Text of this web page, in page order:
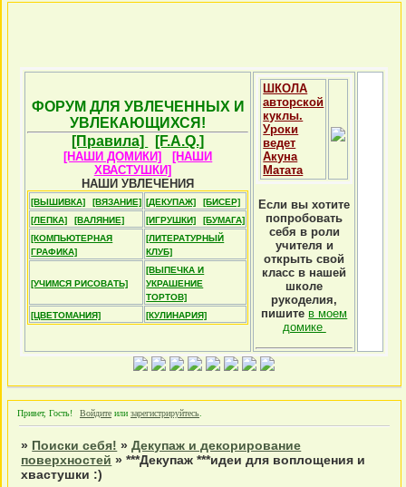
ФОРУМ ДЛЯ УВЛЕЧЕННЫХ И
УВЛЕКАЮЩИХСЯ!
[Правила]
[F.A.Q.]
[НАШИ ДОМИКИ]
[НАШИ
ХВАСТУШКИ]
НАШИ УВЛЕЧЕНИЯ
[ВЫШИВКА] [ВЯЗАНИЕ] [ДЕКУПАЖ]
[БИСЕР]
[ЛЕПКА]
[ВАЛЯНИЕ] [ИГРУШКИ]
[БУМАГА]
[КОМПЬЮТЕРНАЯ
ГРАФИКА]
[ЛИТЕРАТУРНЫЙ
КЛУБ]
[УЧИМСЯ РИСОВАТЬ]
[ВЫПЕЧКА И
УКРАШЕНИЕ
ТОРТОВ]
[ЦВЕТОМАНИЯ]
[КУЛИНАРИЯ]
ШКОЛА
авторской
куклы.
Уроки
ведет
Акуна
Матата
Если вы хотите
попробовать
себя в роли
учителя и
открыть свой
класс в нашей
школе
рукоделия,
пишите в моем
домике
Привет, Гость! Войдите или зарегистрируйтесь
» Поиски себя! »Декупаж и декорирование
поверхностей »***Декупаж ***идеи для воплощения и
хвастушки :)